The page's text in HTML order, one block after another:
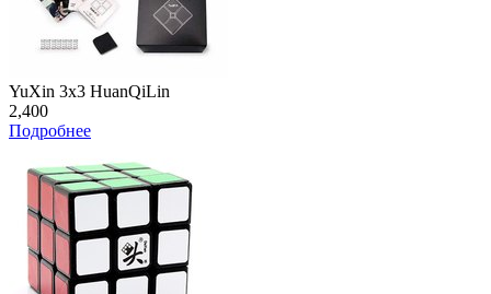
YuXin 3x3 HuanQiLin
2,400
Подробнее